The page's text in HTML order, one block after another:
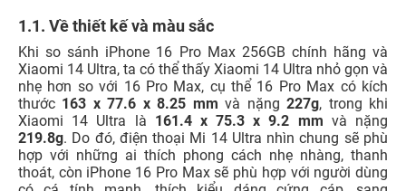
1.1. Về thiết kế và màu sắc
Khi so sánh iPhone 16 Pro Max 256GB chính hãng và
Xiaomi 14 Ultra, ta có thể thấy Xiaomi 14 Ultra nhỏ gọn và
nhẹ hơn so với 16 Pro Max, cụ thể 16 Pro Max có kích
thước 163 x 77.6 x 8.25 mm và nặng227g, trong khi
Xiaomi 14 Ultra là 161.4 x 75.3 x 9.2 mm và nặng
219.8g. Do đó, điện thoại Mi 14 Ultra nhìn chung sẽ phù
hợp với những ai thích phong cách nhẹ nhàng, thanh
thoát, còn iPhone 16 Pro Max sẽ phù hợp với người dùng